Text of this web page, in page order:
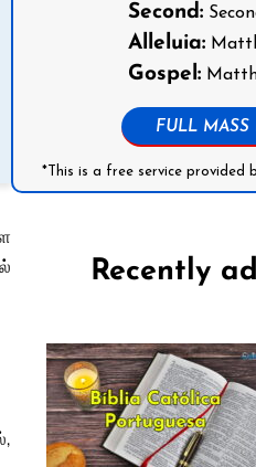
Second:
Alleluia:
Gospel:
FULL MASS
*This is a free service provided
Recently
Bíblia
July 16,